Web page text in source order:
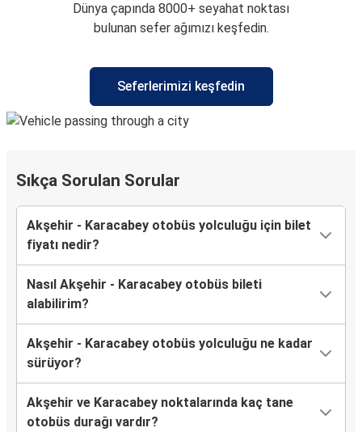
Dünya çapında 8000+ seyahat noktası
bulunan sefer ağımızı keşfedin.
Seferlerimizi keşfedin
Sıkça Sorulan Sorular
Akşehir - Karacabey otobüs yolculuğu için bilet
fiyatı nedir?
Nasıl Akşehir - Karacabey otobüs bileti
alabilirim?
Akşehir - Karacabey otobüs yolculuğu ne kadar
sürüyor?
Akşehir ve Karacabey noktalarında kaç tane
otobüs durağı vardır?